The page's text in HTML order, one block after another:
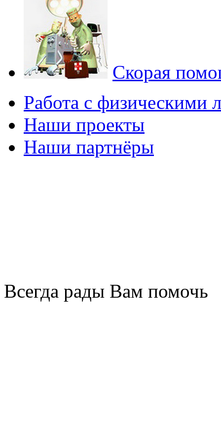
Скорая
Работа с физическими
Наши проекты
Наши партнёры
Всегда рады Вам помочь